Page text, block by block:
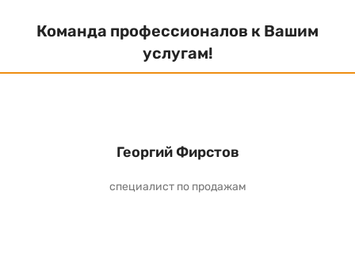
Команда профессионалов к Вашим
услугам!
Георгий Фирстов
специалист по продажам